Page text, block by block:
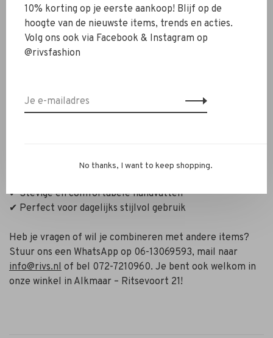
combineert met zowel zakelijke als casual looks.
Het formaat is stijlvol en praktisch zonder oversized te
zijn – perfect voor je dagelijkse essentials zoals telefoon,
stad. De strakke belijning benadrukt de rijke structuur
✔ Elegant, compact formaat
✔ Stevige en comfortabele handvatten
✔ Perfect voor dagelijks stijlvol gebruik
Heb je vragen of wil je combineren met andere items?
Stuur ons een WhatsApp op 06-13069593, mail naar
info@rivs.nl of bel 072-7210960. Je bent ook welkom in
onze winkel in Alkmaar – Ritsevoort 21!
10% korting op je eerste aankoop! Blijf op de
hoogte van de nieuwste items, trends en acties.
Volg ons ook via Facebook & Instagram op
@rivsfashion
No thanks, I want to keep shopping.